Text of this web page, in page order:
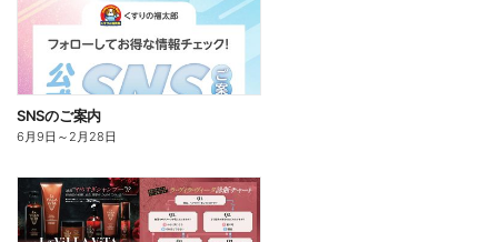
SNSのご案内
6月9日 ～ 2月28日